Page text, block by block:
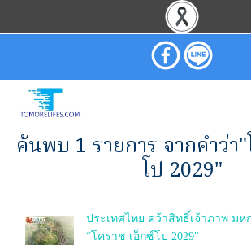
ค้นพบ 1 รายการ จากคำว่า"
โป 2029"
ประเทศไทย คว้าสิทธิ์เจ้าภาพ ม
“โคราช เอ็กซ์โป 2029"